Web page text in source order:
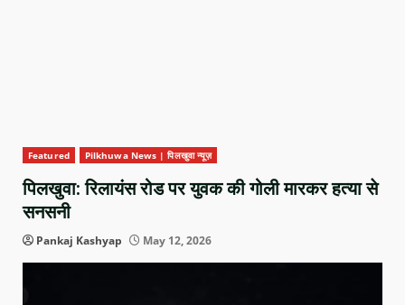
Featured Pilkhuwa News | पिलखुवा न्यूज़
पिलखुवा: रिलायंस रोड पर युवक की गोली मारकर हत्या से
सनसनी
Pankaj Kashyap May 12, 2026